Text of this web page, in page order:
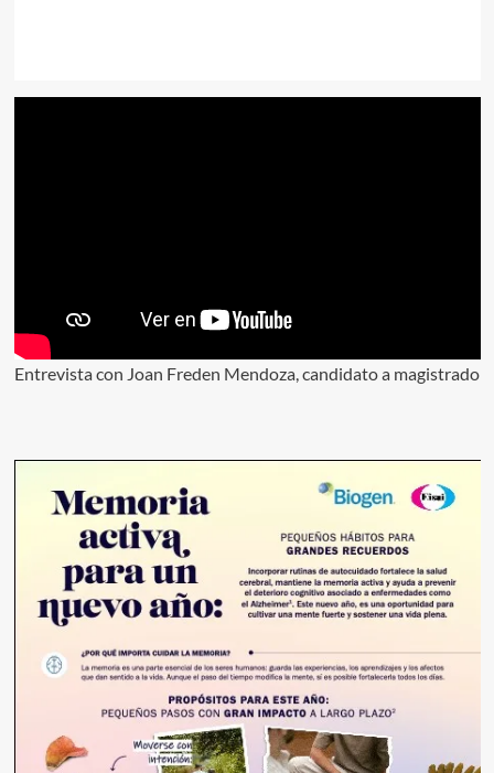
Entrevista con Joan Freden Mendoza, candidato a magistrado